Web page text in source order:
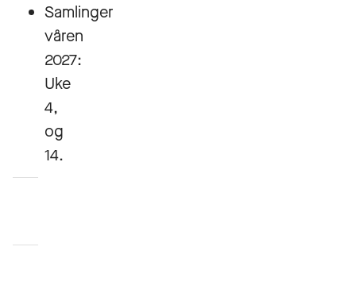
Samlinger
våren
2027:
Uke
4,
og
14.